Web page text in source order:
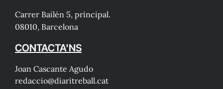
Carrer Bailén 5, principal.
08010, Barcelona
CONTACTA'NS
Joan Cascante Agudo
redaccio@diaritreball.cat